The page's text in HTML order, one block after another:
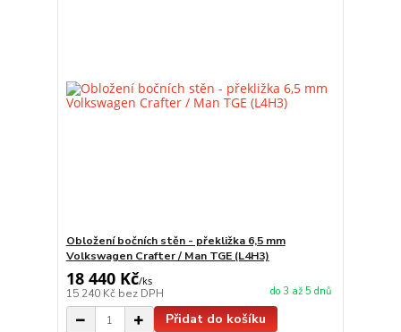
Obložení bočních stěn - překližka 6,5 mm
Volkswagen Crafter / Man TGE (L4H3)
18 440 Kč/ks
15 240 Kč bez DPH do 3 až 5 dnů
Přidat do košíku